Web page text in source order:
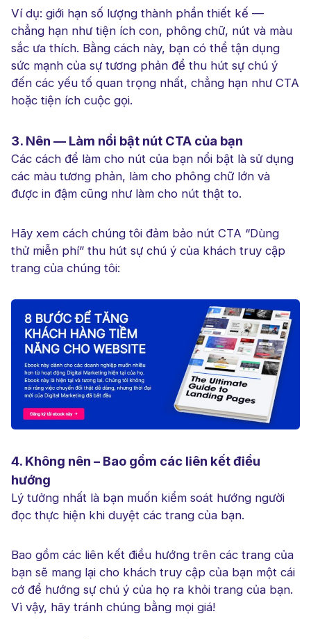
Ví dụ: giới hạn số lượng thành phần thiết kế —
chẳng hạn như tiện ích con, phông chữ, nút và màu
sắc ưa thích. Bằng cách này, bạn có thể tận dụng
sức mạnh của sự tương phản để thu hút sự chú ý
đến các yếu tố quan trọng nhất, chẳng hạn như CTA
hoặc tiện ích cuộc gọi.
3. Nên — Làm nổi bật nút CTA của bạn
Các cách để làm cho nút của bạn nổi bật là sử dụng
các màu tương phản, làm cho phông chữ lớn và
được in đậm cũng như làm cho nút thật to.
Hãy xem cách chúng tôi đảm bảo nút CTA “Dùng
thử miễn phí” thu hút sự chú ý của khách truy cập
trang của chúng tôi:
4. Không nên – Bao gồm các liên kết điều
hướng
Lý tưởng nhất là bạn muốn kiểm soát hướng người
đọc thực hiện khi duyệt các trang của bạn.
Bao gồm các liên kết điều hướng trên các trang của
bạn sẽ mang lại cho khách truy cập của bạn một cái
cớ để hướng sự chú ý của họ ra khỏi trang của bạn.
Vì vậy, hãy tránh chúng bằng mọi giá!